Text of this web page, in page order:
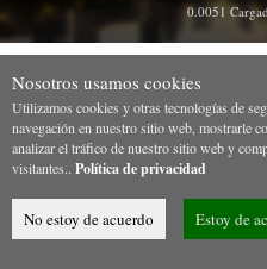
0.0051
Nosotros usamos cookies
Utilizamos cookies y otras tecnologías de
navegación en nuestro sitio web, mostrarle
analizar el tráfico de nuestro sitio web y
visitantes.. Política de privacidad
No estoy de acuerdo Estoy de